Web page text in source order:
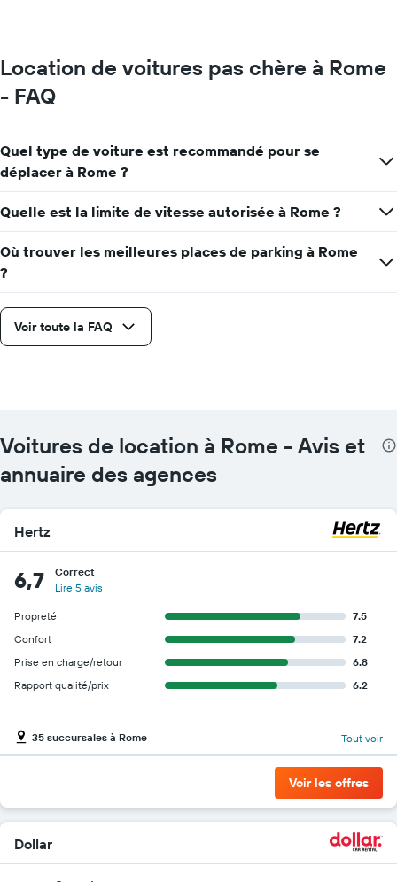
Location de voitures pas chère à Rome
- FAQ
Quel type de voiture est recommandé pour se
déplacer à Rome ?
Quelle est la limite de vitesse autorisée à Rome ?
Où trouver les meilleures places de parking à Rome
?
Voir toute la FAQ
Voitures de location à Rome - Avis et
annuaire des agences
Hertz
6,7
Correct
Lire 5 avis
Propreté
7.5
Confort
7.2
Prise en charge/retour
6.8
Rapport qualité/prix
6.2
35 succursales à Rome Tout voir
Voir les offres
Dollar